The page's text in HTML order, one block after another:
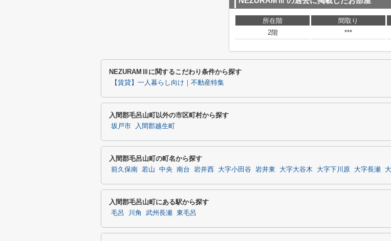
所在階 間取り
2階
***
NEZURAMⅢに関するこだわり条件から探す
【賃貸】一人暮らし向け｜不動産特集
入間郡毛呂山町以外の市区町村から探す
坂戸市 入間郡越生町
入間郡毛呂山町の町名から探す
前久保南 若山 中央 南台 岩井西 大字小田谷 岩井東 大字大谷木 大字下川原 大字長瀬
入間郡毛呂山町にある駅から探す
毛呂 川角 武州長瀬 東毛呂